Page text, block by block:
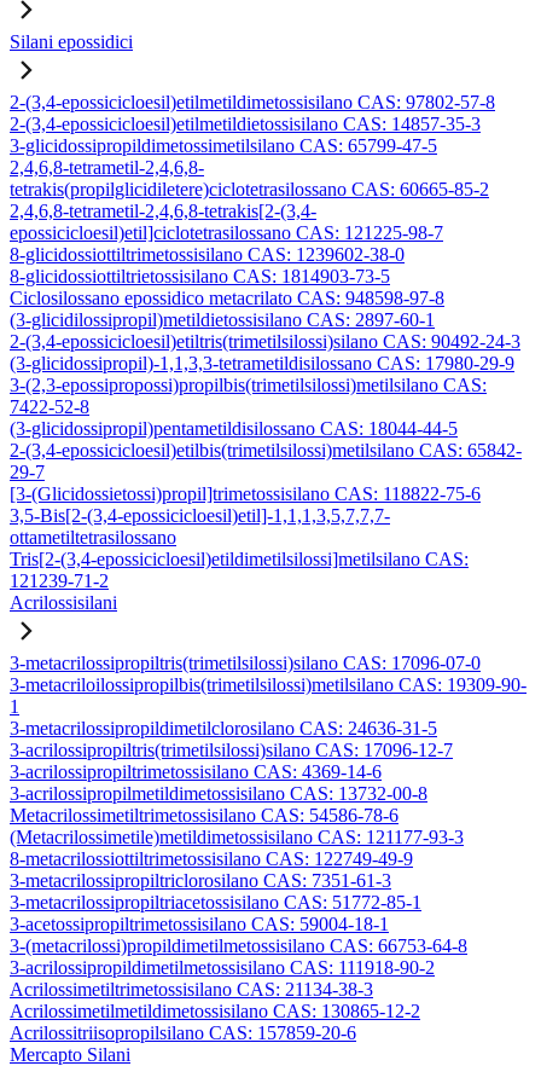
Silani epossidici
2-(3,4-epossicicloesil)etilmetildimetossisilano CAS: 97802-57-8
2-(3,4-epossicicloesil)etilmetildietossisilano CAS: 14857-35-3
3-glicidossipropildimetossimetilsilano CAS: 65799-47-5
2,4,6,8-tetrametil-2,4,6,8-
tetrakis(propilglicidiletere)ciclotetrasilossano CAS: 60665-85-2
2,4,6,8-tetrametil-2,4,6,8-tetrakis[2-(3,4-
epossicicloesil)etil]ciclotetrasilossano CAS: 121225-98-7
8-glicidossiottiltrimetossisilano CAS: 1239602-38-0
8-glicidossiottiltrietossisilano CAS: 1814903-73-5
Ciclosilossano epossidico metacrilato CAS: 948598-97-8
(3-glicidilossipropil)metildietossisilano CAS: 2897-60-1
2-(3,4-epossicicloesil)etiltris(trimetilsilossi)silano CAS: 90492-24-3
(3-glicidossipropil)-1,1,3,3-tetrametildisilossano CAS: 17980-29-9
3-(2,3-epossipropossi)propilbis(trimetilsilossi)metilsilano CAS:
7422-52-8
(3-glicidossipropil)pentametildisilossano CAS: 18044-44-5
2-(3,4-epossicicloesil)etilbis(trimetilsilossi)metilsilano CAS: 65842-
29-7
[3-(Glicidossietossi)propil]trimetossisilano CAS: 118822-75-6
3,5-Bis[2-(3,4-epossicicloesil)etil]-1,1,1,3,5,7,7,7-
ottametiltetrasilossano
Tris[2-(3,4-epossicicloesil)etildimetilsilossi]metilsilano CAS:
121239-71-2
Acrilossisilani
3-metacrilossipropiltris(trimetilsilossi)silano CAS: 17096-07-0
3-metacriloilossipropilbis(trimetilsilossi)metilsilano CAS: 19309-90-
1
3-metacrilossipropildimetilclorosilano CAS: 24636-31-5
3-acrilossipropiltris(trimetilsilossi)silano CAS: 17096-12-7
3-acrilossipropiltrimetossisilano CAS: 4369-14-6
3-acrilossipropilmetildimetossisilano CAS: 13732-00-8
Metacrilossimetiltrimetossisilano CAS: 54586-78-6
(Metacrilossimetile)metildimetossisilano CAS: 121177-93-3
8-metacrilossiottiltrimetossisilano CAS: 122749-49-9
3-metacrilossipropiltriclorosilano CAS: 7351-61-3
3-metacrilossipropiltriacetossisilano CAS: 51772-85-1
3-acetossipropiltrimetossisilano CAS: 59004-18-1
3-(metacrilossi)propildimetilmetossisilano CAS: 66753-64-8
3-acrilossipropildimetilmetossisilano CAS: 111918-90-2
Acrilossimetiltrimetossisilano CAS: 21134-38-3
Acrilossimetilmetildimetossisilano CAS: 130865-12-2
Acrilossitriisopropilsilano CAS: 157859-20-6
Mercapto Silani